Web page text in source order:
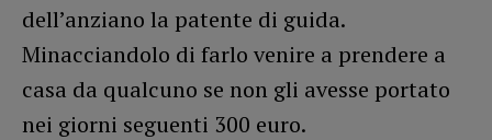
dell’anziano la patente di guida.
Minacciandolo di farlo venire a prendere a
casa da qualcuno se non gli avesse portato
nei giorni seguenti 300 euro.